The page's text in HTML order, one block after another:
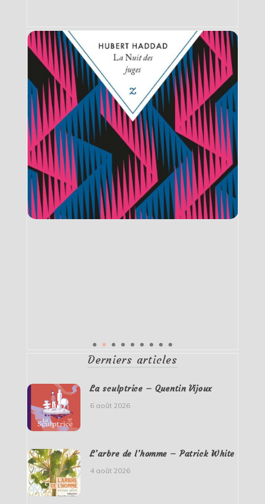
Derniers articles
La sculptrice – Quentin Vijoux
6 août 2026
L’arbre de l’homme – Patrick White
4 août 2026